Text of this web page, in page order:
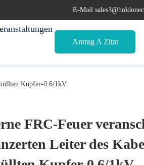
E-Mail
Antrag A Zitat
Kupfer-0.6/1kV
FRC-Feuer
Leiter des